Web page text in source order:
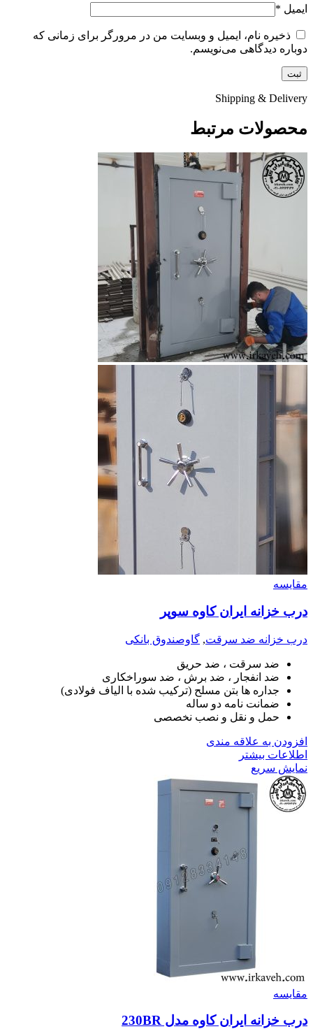
ایمیل *
ذخیره نام، ایمیل و وبسایت من در مرورگر برای زمانی که
دوباره دیدگاهی می‌نویسم.
Shipping & Delivery
محصولات مرتبط
مقايسه
درب خزانه ایران کاوه سوپر
درب خزانه ضد سرقت, گاوصندوق بانکی
ضد سرقت ، ضد حریق
ضد انفجار ، ضد برش ، ضد سوراخکاری
جداره ها بتن مسلح (ترکیب شده با الیاف فولادی)
ضمانت نامه دو ساله
حمل و نقل و نصب نخصصی
افزودن به علاقه مندی
اطلاعات بیشتر
نمایش سریع
مقايسه
درب خزانه ایران کاوه مدل 230BR